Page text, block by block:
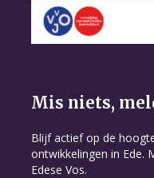
Mis niets,
Blijf actief op de
ontwikkelingen in Ede.
Edese Vos.